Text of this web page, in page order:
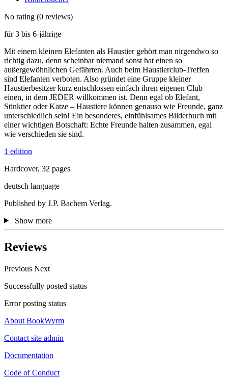
No rating (0 reviews)
für 3 bis 6-jährige
Mit einem kleinen Elefanten als Haustier gehört man nirgendwo so
richtig dazu, denn scheinbar niemand sonst hat einen so
außergewöhnlichen Gefährten. Auch beim Haustierclub-Treffen
sind Elefanten verboten. Also gründet eine Gruppe kleiner
Haustierbesitzer kurz entschlossen einfach ihren eigenen Club –
einen, in dem JEDER willkommen ist. Denn egal ob Elefant,
Stinktier oder Katze – Haustiere können genauso wie Freunde, ganz
unterschiedlich sein! Ein besonderes, einfühlsames Bilderbuch mit
einer wichtigen Botschaft: Echte Freunde halten zusammen, egal
wie verschieden sie sind.
1 edition
Hardcover, 32 pages
deutsch language
Published by J.P. Bachem Verlag.
Show more
Reviews
Previous Next
Successfully posted status
Error posting status
About BookWyrm
Contact site admin
Documentation
Code of Conduct